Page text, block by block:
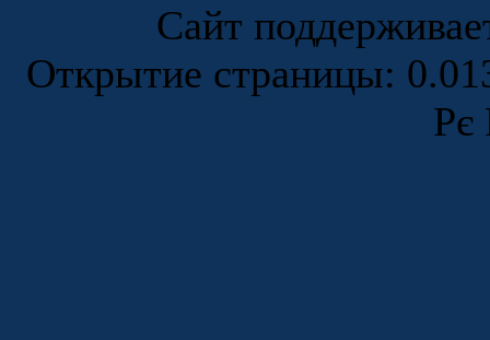
Сайт
Открытие страницы:
Рє